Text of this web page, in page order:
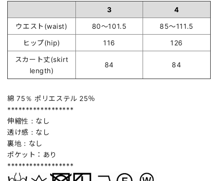
3
4
ウエスト(waist)
80～101.5
85～111.5
ヒップ(hip)
116
126
スカート丈(skirt
length)
84 84
綿 75％ ポリエステル 25％
******************
伸縮性：なし
透け感：なし
裏地：なし
ポケット：あり
******************